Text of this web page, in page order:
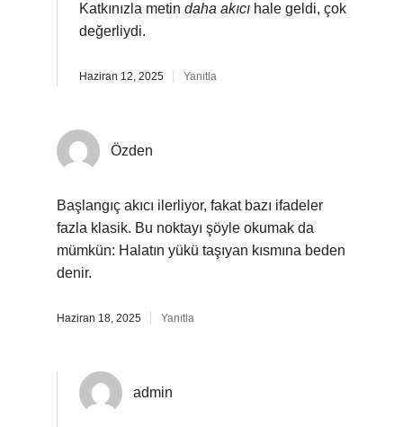
Katkınızla metin daha akıcı hale geldi, çok
değerliydi.
Haziran 12, 2025 Yanıtla
Özden
Başlangıç akıcı ilerliyor, fakat bazı ifadeler
fazla klasik. Bu noktayı şöyle okumak da
mümkün: Halatın yükü taşıyan kısmına beden
denir.
Haziran 18, 2025 Yanıtla
admin